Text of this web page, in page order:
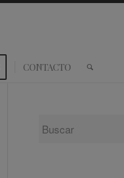
CONTACTO